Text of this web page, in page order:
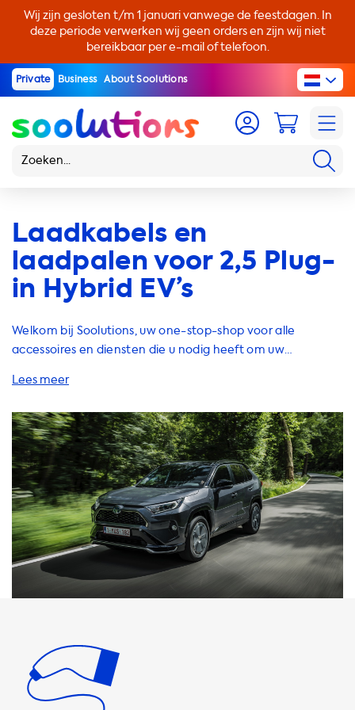
Wij zijn gesloten t/m 1 januari vanwege de feestdagen. In
deze periode verwerken wij geen orders en zijn wij niet
bereikbaar per e-mail of telefoon.
Private Business About Soolutions
Laadkabels en
laadpalen voor 2,5 Plug-
in Hybrid EV’s
Welkom bij Soolutions, uw one-stop-shop voor alle
accessoires en diensten die u nodig heeft om uw
aan producten, waaronder thuislaadstations, laadkabels,
producten zijn van hoge kwaliteit en zijn ontworpen om
uw laadervaring zo soepel en efficiënt mogelijk te maken.
Onze thuislaadstations zijn een geweldige investering
voor elke EV-eigenaar. Met een thuislaadstation kunt u uw
auto opladen terwijl u slaapt, zodat u altijd klaar bent om
te gaan wanneer u dat wilt. Onze laadstations zijn
verkrijgbaar in verschillende vermogensniveaus, variërend
van 3,7 kW tot 22 kW, afhankelijk van uw behoeften en
budget. Onze laadkabels zijn verkrijgbaar in verschillende
lengtes en vermogensniveaus, zodat u altijd de juiste
en betrouwbaar te zijn. Als u onderweg bent, zijn onze
draagbare laders een geweldige optie. Onze draagbare
laders zijn compact en gemakkelijk mee te nemen, zodat